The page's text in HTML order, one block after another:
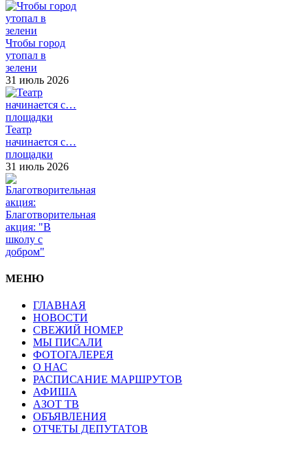
Чтобы город
утопал в
зелени
31 июль 2026
Театр
начинается с…
площадки
31 июль 2026
Благотворительная
акция: "В
школу с
добром"
МЕНЮ
ГЛАВНАЯ
НОВОСТИ
СВЕЖИЙ НОМЕР
МЫ ПИСАЛИ
ФОТОГАЛЕРЕЯ
О НАС
РАСПИСАНИЕ МАРШРУТОВ
АФИША
АЗОТ ТВ
ОБЪЯВЛЕНИЯ
ОТЧЕТЫ ДЕПУТАТОВ